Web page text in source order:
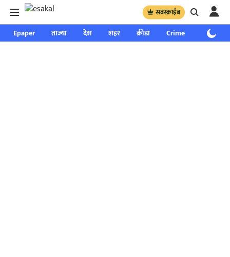
सबस्क्राईब
Epaper ताज्या देश शहर क्रीडा Crime साप्ताहिक